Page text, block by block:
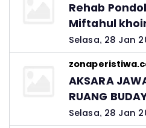
Rehab
Miftahul
Hutang Ke
Kadis PUPR
Jawab
Selasa, 28 Jan
AKSARA
RUANG
LELUHUR
Selasa, 28 Jan